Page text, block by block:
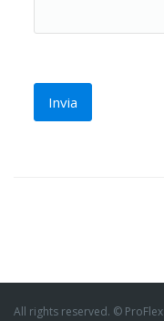
All rights reserved. © ProFlex